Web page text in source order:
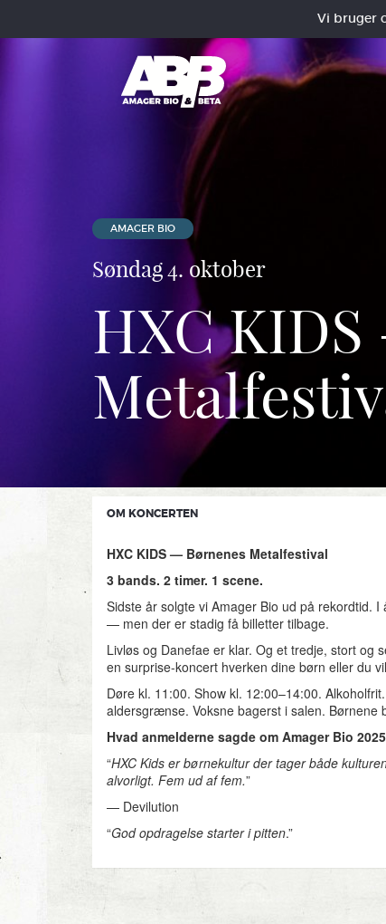
Vi bruger
AMAGER BIO
Søndag 4. oktober
HXC
OM KONCERTEN
HXC KIDS — Børnenes Metalfestival
3 bands. 2 timer. 1 scene.
Sidste år solgte vi Amager Bio ud på rekordtid. I
— men der er stadig få billetter tilbage.
Livløs og Danefae er klar. Og et tredje, stort og
en surprise-koncert hverken dine børn eller du
Døre kl. 11:00. Show kl. 12:00–14:00.
aldersgrænse. Voksne bagerst i salen. Børnene
Hvad anmelderne sagde om Amager Bio
“HXC Kids er børnekultur der tager både
alvorligt. Fem ud af fem.”
— Devilution
“God opdragelse starter i pitten.”